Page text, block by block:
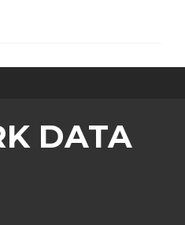
DATA